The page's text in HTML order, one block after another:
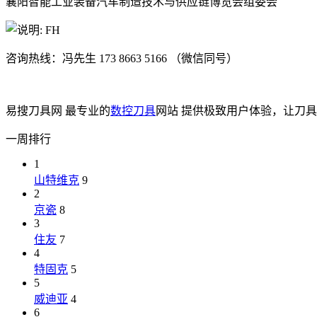
咨询热线：冯先生 173 8663 5166 （微信同号）
易搜刀具网 最专业的数控刀具网站 提供极致用户体验，让刀
一周排行
1
山特维克 9
2
京瓷 8
3
住友 7
4
特固克 5
5
威迪亚 4
6